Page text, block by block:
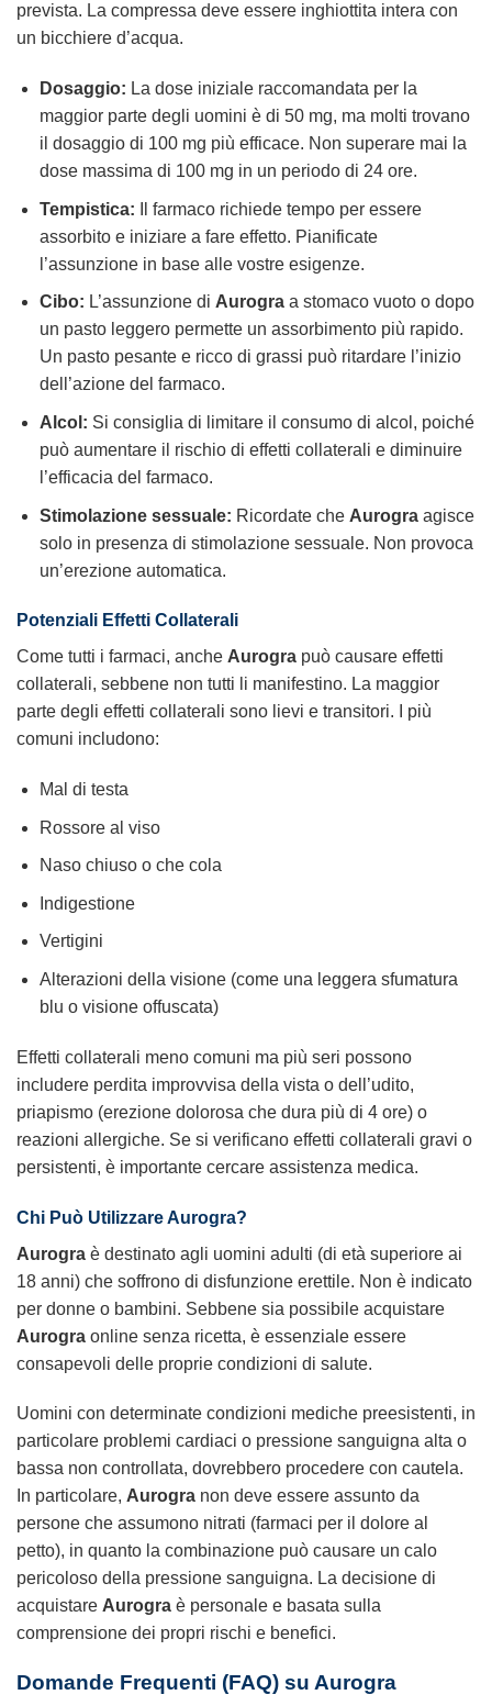
prevista. La compressa deve essere inghiottita intera con
un bicchiere d’acqua.
Dosaggio: La dose iniziale raccomandata per la
maggior parte degli uomini è di 50 mg, ma molti trovano
il dosaggio di 100 mg più efficace. Non superare mai la
dose massima di 100 mg in un periodo di 24 ore.
Tempistica: Il farmaco richiede tempo per essere
assorbito e iniziare a fare effetto. Pianificate
l’assunzione in base alle vostre esigenze.
Cibo: L’assunzione di Aurograa stomaco vuoto o dopo
un pasto leggero permette un assorbimento più rapido.
Un pasto pesante e ricco di grassi può ritardare l’inizio
dell’azione del farmaco.
Alcol: Si consiglia di limitare il consumo di alcol, poiché
può aumentare il rischio di effetti collaterali e diminuire
l’efficacia del farmaco.
Stimolazione sessuale: Ricordate che Aurograagisce
solo in presenza di stimolazione sessuale. Non provoca
un’erezione automatica.
Potenziali Effetti Collaterali
Come tutti i farmaci, anche Aurogra può causare effetti
collaterali, sebbene non tutti li manifestino. La maggior
parte degli effetti collaterali sono lievi e transitori. I più
comuni includono:
Mal di testa
Rossore al viso
Naso chiuso o che cola
Indigestione
Vertigini
Alterazioni della visione (come una leggera sfumatura
blu o visione offuscata)
Effetti collaterali meno comuni ma più seri possono
includere perdita improvvisa della vista o dell’udito,
priapismo (erezione dolorosa che dura più di 4 ore) o
reazioni allergiche. Se si verificano effetti collaterali gravi o
persistenti, è importante cercare assistenza medica.
Chi Può Utilizzare Aurogra?
Aurogra è destinato agli uomini adulti (di età superiore ai
18 anni) che soffrono di disfunzione erettile. Non è indicato
per donne o bambini. Sebbene sia possibile acquistare
Aurogra online senza ricetta, è essenziale essere
consapevoli delle proprie condizioni di salute.
Uomini con determinate condizioni mediche preesistenti, in
particolare problemi cardiaci o pressione sanguigna alta o
bassa non controllata, dovrebbero procedere con cautela.
In particolare, Aurogra non deve essere assunto da
persone che assumono nitrati (farmaci per il dolore al
petto), in quanto la combinazione può causare un calo
pericoloso della pressione sanguigna. La decisione di
acquistare Aurogra è personale e basata sulla
comprensione dei propri rischi e benefici.
Domande Frequenti (FAQ) su Aurogra